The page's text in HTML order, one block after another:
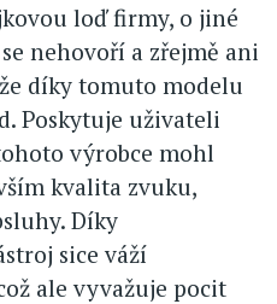
loď firmy, o jiné
nehovoří a zřejmě ani
díky tomuto modelu
Poskytuje uživateli
výrobce mohl
kvalita zvuku,
Díky
sice váží
ale vyvažuje pocit